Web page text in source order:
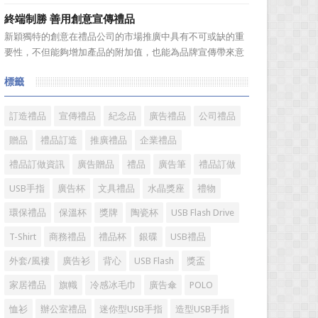
是很多人在選購毛巾時存在很多誤區，下麵就來簡單了解一
下吧! 一、毛巾色澤鮮艷可能用了直接染料，手感好則可
能添加過多柔軟劑 在一些大型超市見到，擺放在貨架上
的毛巾，...
終端制勝 善用創意宣傳禮品
新穎獨特的創意在禮品公司的市場推廣中具有不可或缺的重
要性，不但能夠增加產品的附加值，也能為品牌宣傳帶來意
意的宣傳禮品來提升宣傳技巧，在終端推廣中將更具競爭
力。 打火機、煙灰缸、鑰匙鏈、毛巾……當今市場上的
宣傳品幾乎是司空...
標籤
訂造禮品 宣傳禮品 紀念品 廣告禮品 公司禮品
贈品 禮品訂造 推廣禮品 企業禮品
禮品訂做資訊 廣告贈品 禮品 廣告筆 禮品訂做
USB手指 廣告杯 文具禮品 水晶獎座 禮物
環保禮品 保溫杯 獎牌 陶瓷杯 USB Flash Drive
T-Shirt 商務禮品 禮品杯 銀碟 USB禮品
外套/風褸 廣告衫 背心 USB Flash 獎盃
家居禮品 旗幟 冷感冰毛巾 廣告傘 POLO
恤衫 辦公室禮品 迷你型USB手指 造型USB手指